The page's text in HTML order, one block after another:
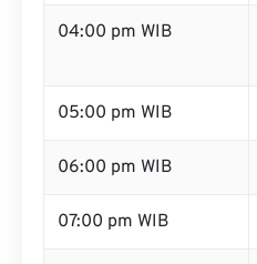
04:00 pm WIB
05:00 pm WIB
06:00 pm WIB
07:00 pm WIB